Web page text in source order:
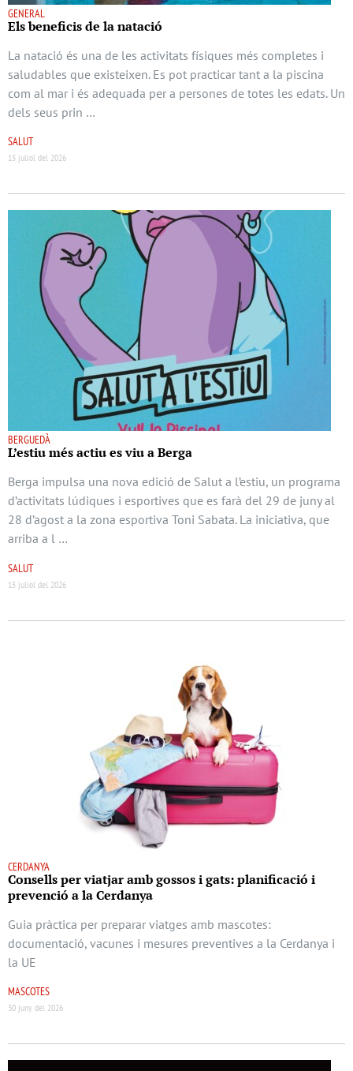
GENERAL
Els beneﬁcis de la natació
La natació és una de les activitats físiques més completes i
saludables que existeixen. Es pot practicar tant a la piscina
com al mar i és adequada per a persones de totes les edats. Un
dels seus prin …
SALUT
15 juliol del 2026
BERGUEDÀ
L’estiu més actiu es viu a Berga
Berga impulsa una nova edició de Salut a l’estiu, un programa
d’activitats lúdiques i esportives que es farà del 29 de juny al
28 d’agost a la zona esportiva Toni Sabata. La iniciativa, que
arriba a l …
SALUT
15 juliol del 2026
CERDANYA
Consells per viatjar amb gossos i gats: planificació i
prevenció a la Cerdanya
Guia pràctica per preparar viatges amb mascotes:
documentació, vacunes i mesures preventives a la Cerdanya i
la UE
MASCOTES
30 juny del 2026